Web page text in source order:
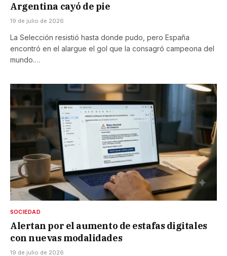
Argentina cayó de pie
19 de julio de 2026
La Selección resistió hasta donde pudo, pero España
encontró en el alargue el gol que la consagró campeona del
mundo.…
SOCIEDAD
Alertan por el aumento de estafas digitales
con nuevas modalidades
19 de julio de 2026